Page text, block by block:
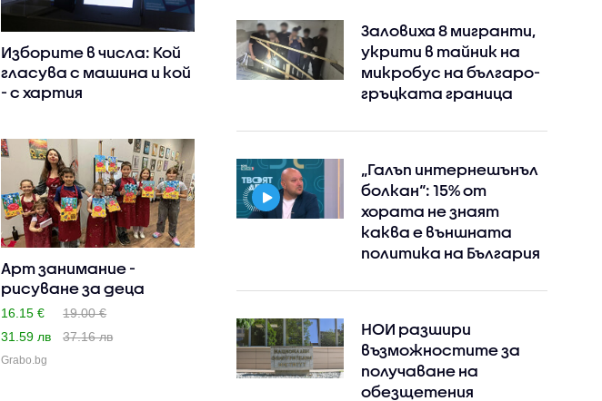
Изборите в числа: Кой
гласува с машина и кой
- с хартия
Арт занимание -
рисуване за деца
16.15 €
19.00 €
31.59 лв
37.16 лв
Grabo.bg
Заловиха 8 мигранти,
укрити в тайник на
микробус на българо-
гръцката граница
„Галъп интернешънъл
болкан“: 15% от
хората не знаят
каква е външната
политика на България
НОИ разшири
възможностите за
получаване на
обезщетения